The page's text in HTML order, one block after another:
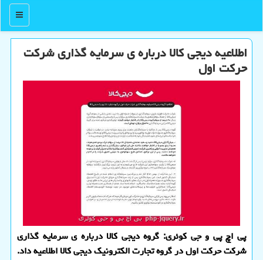
منو
اطلاعیه دیجی کالا درباره ی سرمایه گذاری شرکت
حرکت اول
پی اچ پی و جی کوئری: گروه دیجی کالا درباره ی سرمایه گذاری
شرکت حرکت اول در گروه تجارت الکترونیک دیجی کالا اطلاعیه داد.